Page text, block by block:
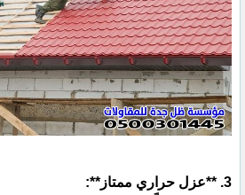
3. **عزل حراري ممتاز**: